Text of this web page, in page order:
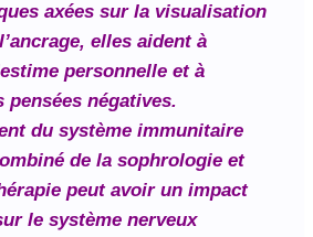
axées sur la visualisation
elles aident à
personnelle et à
pensées négatives.
du système immunitaire
de la sophrologie et
peut avoir un impact
le système nerveux